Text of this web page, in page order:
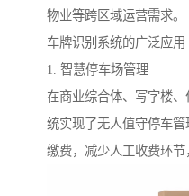
物业等跨区域运营需求。
车牌识别系统的广泛应用
1. 智慧停车场管理
在商业综合体、写字楼
统实现了无人值守停车
缴费，减少人工收费环节